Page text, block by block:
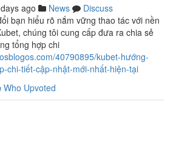
ago News
Discuss
bạn hiểu rõ nắm vững thao tác với nền
chúng tôi cung cấp đưa ra chia sẻ
tổng hợp chi
40790895/kubet-hướng-
chi-tiết-cập-nhật-mới-nhất-hiện-tại
Who Upvoted